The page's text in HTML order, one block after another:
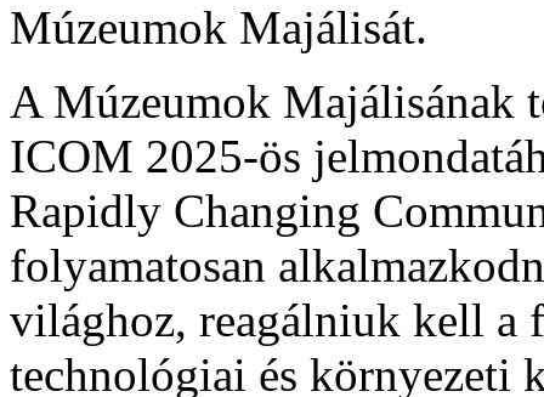
Múzeumok Majálisát.
A Múzeumok Majálisának
ICOM 2025-ös
Rapidly Changing
folyamatosan
világhoz, reagálniuk kell a
technológiai és környezeti